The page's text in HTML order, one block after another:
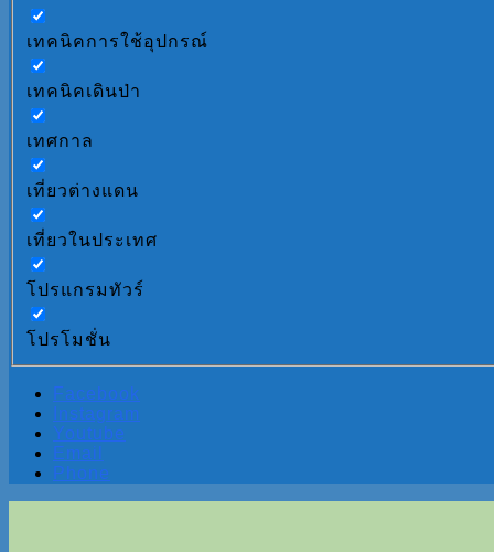
เทคนิคการใช้อุปกรณ์
เทคนิคเดินป่า
เทศกาล
เที่ยวต่างแดน
เที่ยวในประเทศ
โปรแกรมทัวร์
โปรโมชั่น
Facebook
Instagram
Youtube
Email
Phone